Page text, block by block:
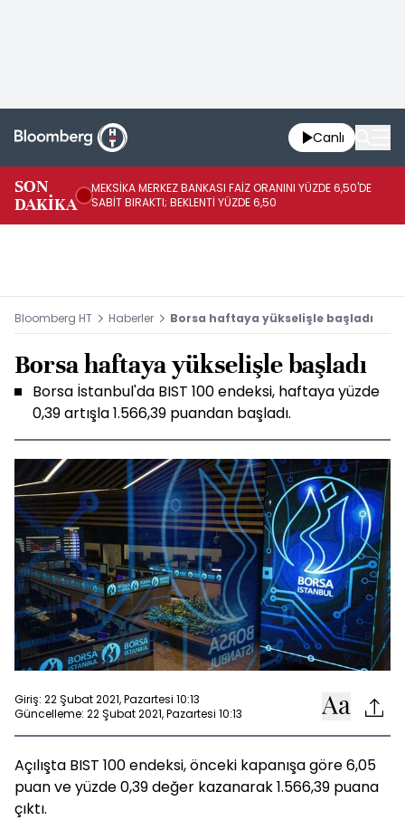
Canlı
SON
DAKİKA
MEKSİKA MERKEZ BANKASI FAİZ ORANINI YÜZDE 6,50'DE
SABİT BIRAKTI; BEKLENTİ YÜZDE 6,50
Bloomberg HT Haberler Borsa haftaya yükselişle başladı
Borsa haftaya yükselişle başladı
Borsa İstanbul'da BIST 100 endeksi, haftaya yüzde
0,39 artışla 1.566,39 puandan başladı.
Giriş: 22 Şubat 2021, Pazartesi 10:13
Güncelleme: 22 Şubat 2021, Pazartesi 10:13
Açılışta BIST 100 endeksi, önceki kapanışa göre 6,05
puan ve yüzde 0,39 değer kazanarak 1.566,39 puana
çıktı.